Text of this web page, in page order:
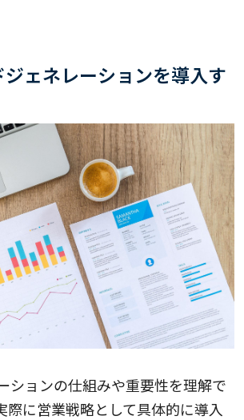
ェネレーションを導入す
ションの仕組みや重要性を理解で
際に営業戦略として具体的に導入